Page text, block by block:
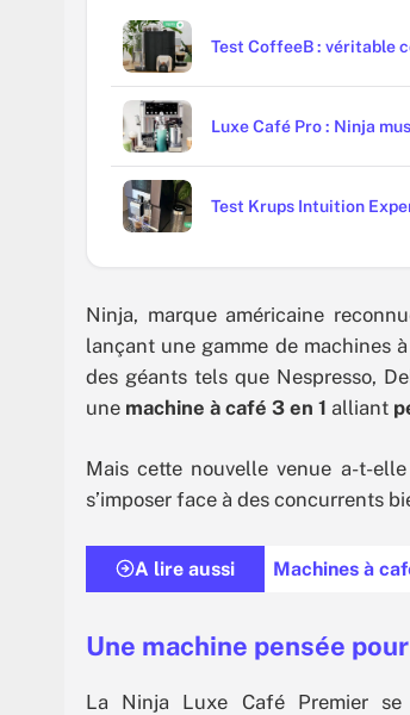
Test CoffeeB : véritable
Luxe Café Pro : Ninja
Test Krups Intuition
Ninja, marque américaine
lançant une gamme de machines
des géants tels que Nespresso,
une machine à café 3 en 1 alliant
Mais cette nouvelle venue a-t-
s’imposer face à des concurrents
A lire aussi Machines à
Une machine pensée
La Ninja Luxe Café Premier